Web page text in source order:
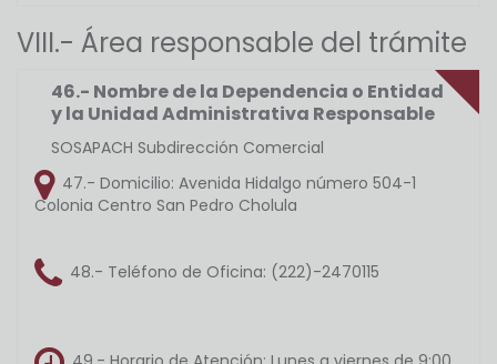
VIII.- Área responsable del trámite
46.- Nombre de la Dependencia o Entidad
y la Unidad Administrativa Responsable
SOSAPACH Subdirección Comercial
47.- Domicilio: Avenida Hidalgo número 504-1
Colonia Centro San Pedro Cholula
48.- Teléfono de Oficina: (222)-2470115